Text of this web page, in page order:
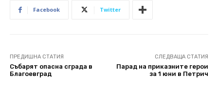
Facebook Twitter
ПРЕДИШНА СТАТИЯ
Събарят опасна сграда в
Благоевград
СЛЕДВАЩА СТАТИЯ
Парад на приказните герои
за 1 юни в Петрич